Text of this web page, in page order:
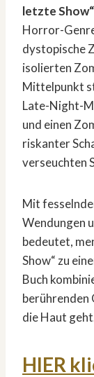
letzte Show“
Horror-
dystopische
isolierten
Mittelpunkt
Late-Night-
und einen
riskanter
verseuchten
Mit
Wendungen
bedeutet,
Show“ zu
Buch
berührenden
die Haut
HIER